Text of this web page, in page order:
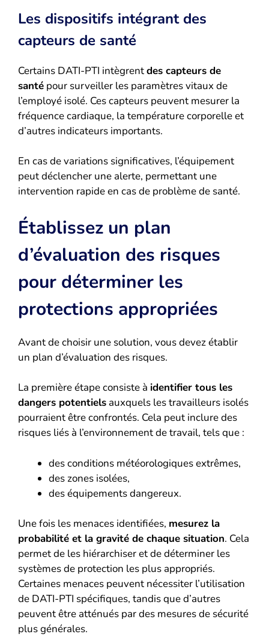
Les dispositifs intégrant des
capteurs de santé
Certains DATI-PTI intègrentdes capteurs de
santé pour surveiller les paramètres vitaux de
l’employé isolé. Ces capteurs peuvent mesurer la
fréquence cardiaque, la température corporelle et
d’autres indicateurs importants.
En cas de variations significatives, l’équipement
peut déclencher une alerte, permettant une
intervention rapide en cas de problème de santé.
Établissez un plan
d’évaluation des risques
pour déterminer les
protections appropriées
Avant de choisir une solution, vous devez établir
un plan d’évaluation des risques.
La première étape consiste à identifier tous les
dangers potentiels auxquels les travailleurs isolés
pourraient être confrontés. Cela peut inclure des
risques liés à l’environnement de travail, tels que :
des conditions météorologiques extrêmes,
des zones isolées,
des équipements dangereux.
Une fois les menaces identifiées, mesurez la
probabilité et la gravité de chaque situation. Cela
permet de les hiérarchiser et de déterminer les
systèmes de protection les plus appropriés.
Certaines menaces peuvent nécessiter l’utilisation
de DATI-PTI spécifiques, tandis que d’autres
peuvent être atténués par des mesures de sécurité
plus générales.